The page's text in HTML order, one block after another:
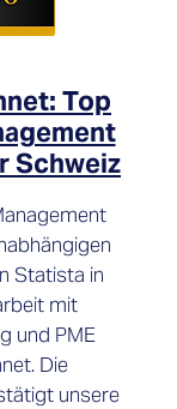
Top
Schweiz
Statista in
mit
und PME
Die
unsere